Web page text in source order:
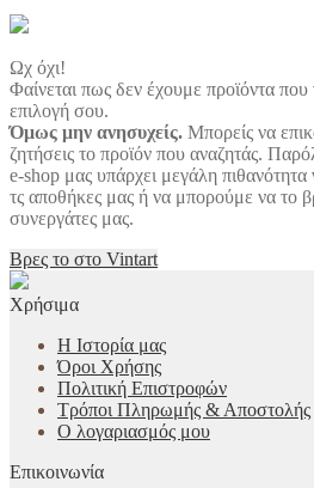
Ωχ όχι!
Φαίνεται πως δεν έχουμε προϊόντα που
επιλογή σου.
Όμως μην ανησυχείς. Μπορείς να
ζητήσεις το προϊόν που αναζητάς.
e-shop μας υπάρχει μεγάλη
τς αποθήκες μας ή να μπορούμε να το
συνεργάτες μας.
Βρες το στο Vintart
Χρήσιμα
Η Ιστορία μας
Όροι Χρήσης
Πολιτική Επιστροφών
Τρόποι Πληρωμής & Αποστολής
Ο λογαριασμός μου
Επικοινωνία